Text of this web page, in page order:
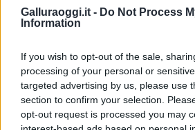
Galluraoggi.it - Do Not Process
Information
If you wish to opt-out of the sale,
processing of your personal or
targeted advertising by us, please use
section to confirm your selection.
opt-out request is processed you may
Puoi abbonarti asoli € 1,10
cliccando
Sei già abbonato?
Puoi effettuare l'accesso
sezioneLogindal menù